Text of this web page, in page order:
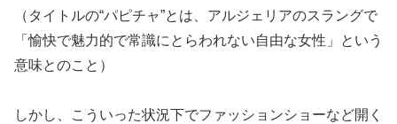
（タイトルの“パピチャ”とは、アルジェリアのスラングで
「愉快で魅力的で常識にとらわれない自由な女性」という
意味とのこと）
しかし、こういった状況下でファッションショーなど開く